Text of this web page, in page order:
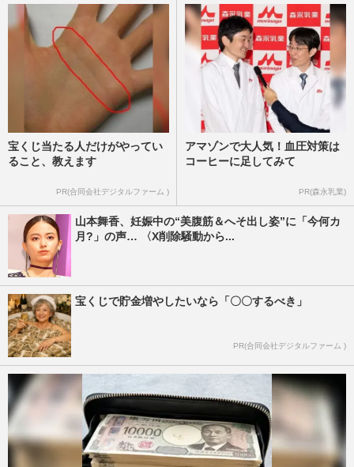
宝くじ当たる人だけがやってい
ること、教えます
PR(合同会社デジタルファーム )
アマゾンで大人気！血圧対策は
コーヒーに足してみて
PR(森永乳業)
山本舞香、妊娠中の“美腹筋＆へそ出し姿”に「今何カ
月?」の声… 〈X削除騒動から...
宝くじで貯金増やしたいなら「〇〇するべき」
PR(合同会社デジタルファーム )